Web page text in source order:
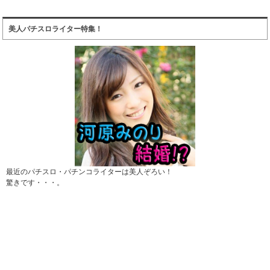
美人パチスロライター特集！
最近のパチスロ・パチンコライターは美人ぞろい！
驚きです・・・。